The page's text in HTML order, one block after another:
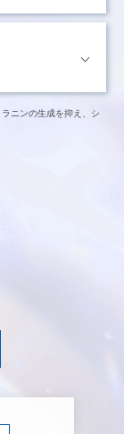
ニンの生成を抑え、シ